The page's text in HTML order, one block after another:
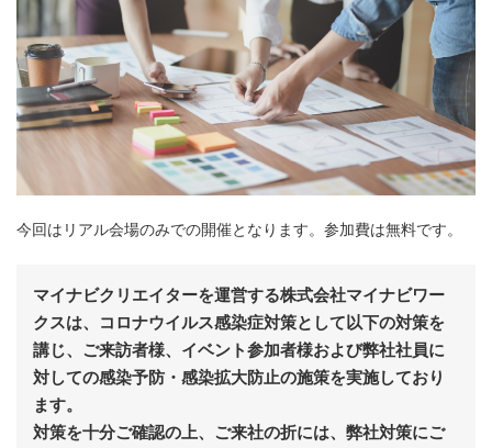
今回はリアル会場のみでの開催となります。参加費は無料です。
マイナビクリエイターを運営する株式会社マイナビワー
クスは、コロナウイルス感染症対策として以下の対策を
講じ、ご来訪者様、イベント参加者様および弊社社員に
対しての感染予防・感染拡大防止の施策を実施しており
ます。
対策を十分ご確認の上、ご来社の折には、弊社対策にご